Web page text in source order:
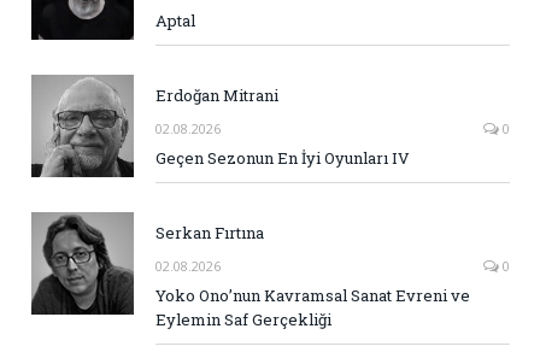
Aptal
Erdoğan Mitrani
02.08.2026 0
Geçen Sezonun En İyi Oyunları IV
Serkan Fırtına
02.08.2026 0
Yoko Ono’nun Kavramsal Sanat Evreni ve
Eylemin Saf Gerçekliği